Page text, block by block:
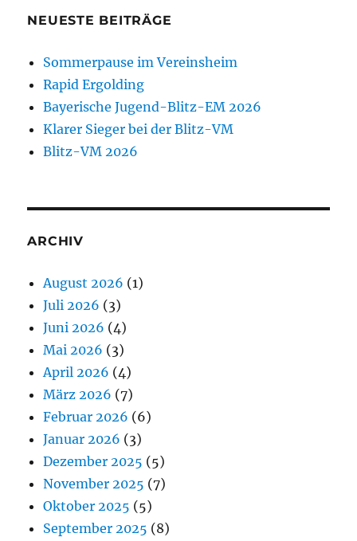
NEUESTE BEITRÄGE
Sommerpause im Vereinsheim
Rapid Ergolding
Bayerische Jugend-Blitz-EM 2026
Klarer Sieger bei der Blitz-VM
Blitz-VM 2026
ARCHIV
August 2026 (1)
Juli 2026 (3)
Juni 2026 (4)
Mai 2026 (3)
April 2026 (4)
März 2026 (7)
Februar 2026 (6)
Januar 2026 (3)
Dezember 2025 (5)
November 2025 (7)
Oktober 2025 (5)
September 2025 (8)